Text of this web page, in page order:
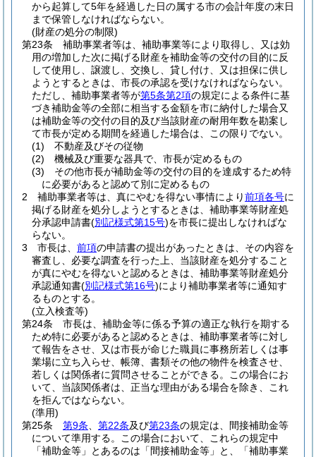
から起算して5年を経過した日の属する市の会計年度の末日
まで保管しなければならない。
(財産の処分の制限)
第23条
補助事業者等は、補助事業等により取得し、又は効
用の増加した次に掲げる財産を補助金等の交付の目的に反
して使用し、譲渡し、交換し、貸し付け、又は担保に供し
ようとするときは、市長の承認を受けなければならない。
ただし、補助事業者等が第5条第2項の規定による条件に基
づき補助金等の全部に相当する金額を市に納付した場合又
は補助金等の交付の目的及び当該財産の耐用年数を勘案し
て市長が定める期間を経過した場合は、この限りでない。
(1)
不動産及びその従物
(2)
機械及び重要な器具で、市長が定めるもの
(3)
その他市長が補助金等の交付の目的を達成するため特
に必要があると認めて別に定めるもの
2
補助事業者等は、真にやむを得ない事情により前項各号に
掲げる財産を処分しようとするときは、補助事業等財産処
分承認申請書(別記様式第15号)を市長に提出しなければな
らない。
3
市長は、 前項の申請書の提出があったときは、その内容を
審査し、必要な調査を行った上、当該財産を処分すること
が真にやむを得ないと認めるときは、補助事業等財産処分
承認通知書(別記様式第16号)により補助事業者等に通知す
るものとする。
(立入検査等)
第24条
市長は、補助金等に係る予算の適正な執行を期する
ため特に必要があると認めるときは、補助事業者等に対し
て報告をさせ、又は市長が命じた職員に事務所若しくは事
業場に立ち入らせ、帳簿、書類その他の物件を検査させ、
若しくは関係者に質問させることができる。
この場合にお
いて、当該関係者は、正当な理由がある場合を除き、これ
を拒んではならない。
(準用)
第25条
第9条 第22条及び第23条の規定は、間接補助金等
について準用する。
この場合において、これらの規定中
「補助金等」とあるのは「間接補助金等」と、「補助事業